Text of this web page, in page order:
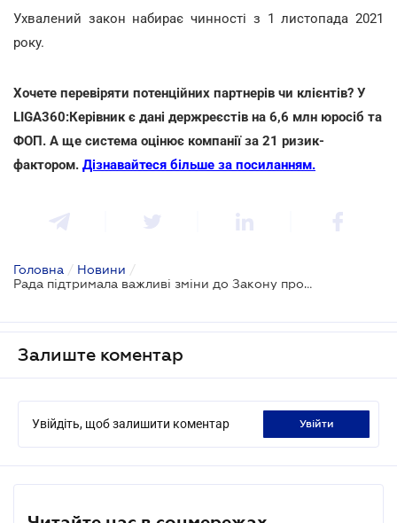
Ухвалений закон набирає чинності з 1 листопада 2021
року.
Хочете перевіряти потенційних партнерів чи клієнтів? У
LIGA360:Керівник є дані держреєстів на 6,6 млн юросіб та
ФОП. А ще система оцінює компанії за 21 ризик-
фактором. Дізнавайтеся більше за посиланням.
Головна / Новини /
Рада підтримала важливі зміни до Закону про АРМА
Залиште коментар
Увійдіть, щоб залишити коментар увійти